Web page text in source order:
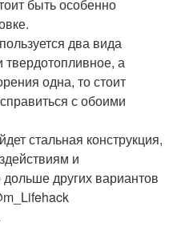
быть особенно
два вида
твердотопливное, а
одна, то стоит
с обоими
стальная конструкция,
и
других вариантов